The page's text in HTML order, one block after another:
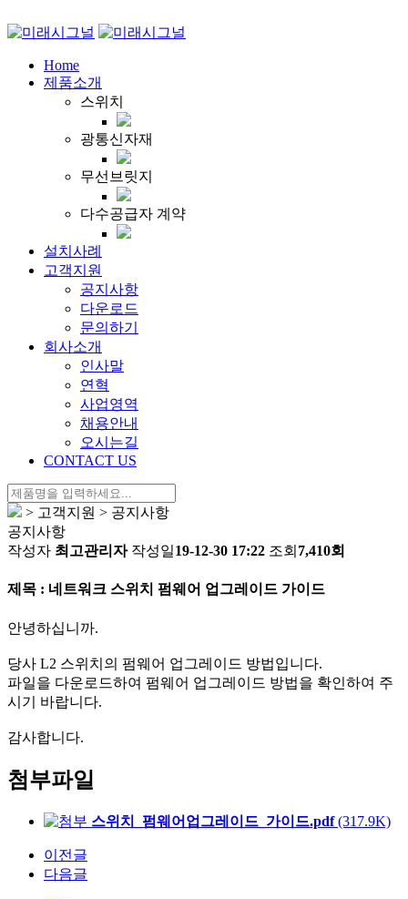
Home
제품소개
스위치
광통신자재
무선브릿지
다수공급자 계약
설치사례
고객지원
공지사항
다운로드
문의하기
회사소개
인사말
연혁
사업영역
채용안내
오시는길
CONTACT US
> 고객지원 > 공지사항
공지사항
작성자 최고관리자 작성일19-12-30 17:22 조회 7,410회
제목 : 네트워크 스위치 펌웨어 업그레이드 가이드
안녕하십니까.
당사 L2 스위치의 펌웨어 업그레이드 방법입니다.
파일을 다운로드하여 펌웨어 업그레이드 방법을 확인하여 주
시기 바랍니다.
감사합니다.
첨부파일
스위치_펌웨어업그레이드_가이드.pdf(317.9K)
이전글
다음글